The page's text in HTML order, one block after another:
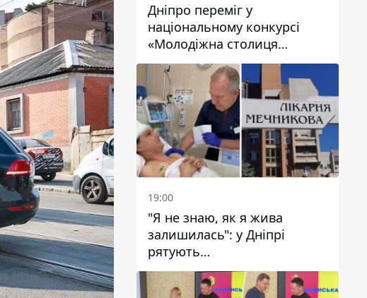
Дніпро переміг у
національному конкурсі
«Молодіжна столиця
України – 2026»
19:00
"Я не знаю, як я жива
залишилась": у Дніпрі
рятують
військовослужбовицю та
мати чотирьох дітей, яку